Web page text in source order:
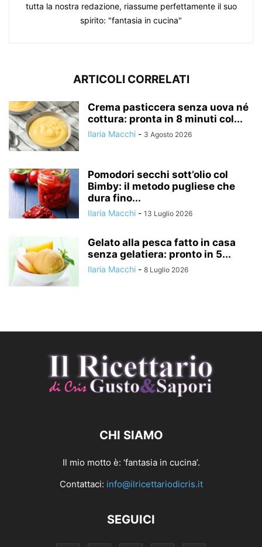
tutta la nostra redazione, riassume perfettamente il suo
spirito: "fantasia in cucina"
ARTICOLI CORRELATI
Crema pasticcera senza uova né
cottura: pronta in 8 minuti col...
Ilaria Macchi - 3 Agosto 2026
Pomodori secchi sott’olio col
Bimby: il metodo pugliese che
dura fino...
Ilaria Macchi - 13 Luglio 2026
Gelato alla pesca fatto in casa
senza gelatiera: pronto in 5...
Ilaria Macchi - 8 Luglio 2026
CHI SIAMO
Il mio motto è: ‘fantasia in cucina’.
Contattaci: info@ilricettariodicris.it
SEGUICI